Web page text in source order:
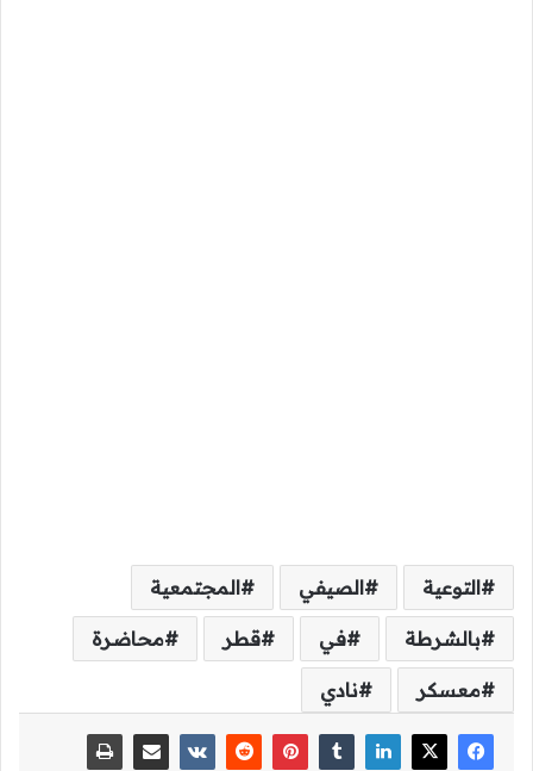
التوعية الصيفي المجتمعية
بالشرطة في قطر محاضرة
معسكر نادي